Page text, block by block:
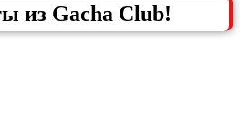
из Gacha Club!